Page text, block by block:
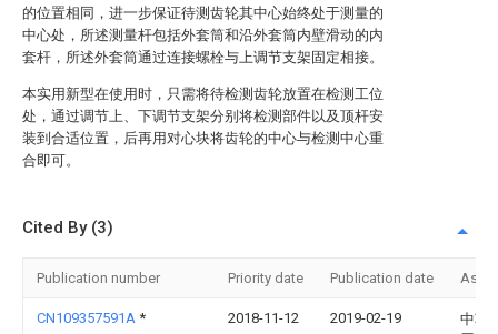
的位置相同，进一步保证待测齿轮其中心始终处于测量的
中心处，所述测量杆包括外套筒和沿外套筒内壁滑动的内
套杆，所述外套筒通过连接螺栓与上调节支架固定相接。
本实用新型在使用时，只需将待检测齿轮放置在检测工位
处，通过调节上、下调节支架分别将检测部件以及顶杆安
装到合适位置，后再用对心块将齿轮的中心与检测中心重
合即可。
Cited By (3)
Publication number Priority date Publication date
CN109357591A * 2018-11-12 2019-02-19
中车